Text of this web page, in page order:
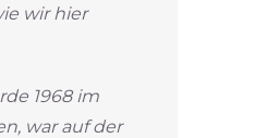
wir hier
1968 im
war auf der